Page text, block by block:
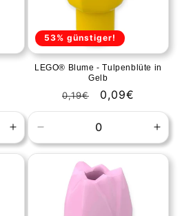
Aantal
verhogen
voor
53% günstiger!
LEGO® Blume - Tulpenblüte in
Gelb
Normale
prijs
0,19€ 0,09€
verlagen
Default
voor